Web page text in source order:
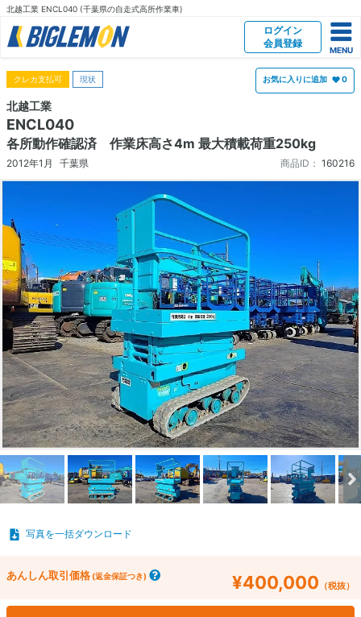
北越工業 ENCL040 (千葉県の自走式高所作業車)
ログイン
会員登録
クレカ支払可 現状 お気に入りに追加 0
北越工業
ENCL040
各所動作確認済 作業床高さ4m 最大積載荷重250kg
2012年1月 千葉県 商品ID： 160216
写真を一括ダウンロード
あんしん取引価格 (返金保証つき) ¥400,000 （税抜）